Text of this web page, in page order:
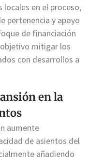
locales en el proceso,
pertenencia y apoyo
de financiación
mitigar los
con desarrollos a
en la
aumente
de asientos del
añadiendo